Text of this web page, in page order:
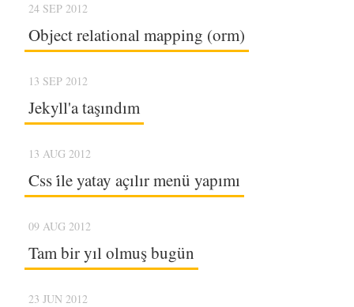
24 SEP 2012
Object relational mapping (orm)
13 SEP 2012
Jekyll'a taşındım
13 AUG 2012
Css i̇le yatay açılır menü yapımı
09 AUG 2012
Tam bir yıl olmuş bugün
23 JUN 2012